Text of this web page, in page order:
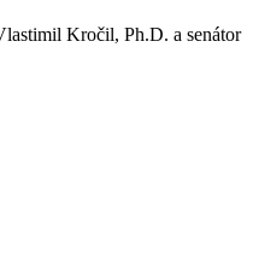
Kročil, Ph.D. a senátor